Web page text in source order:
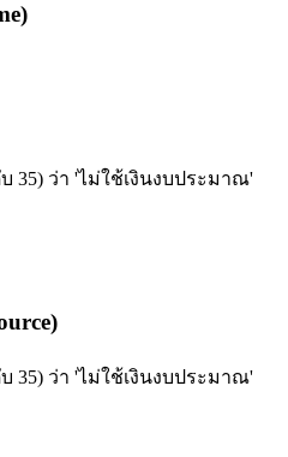
35) ว่า 'ไม่ใช้เงินงบประมาณ'
35) ว่า 'ไม่ใช้เงินงบประมาณ'